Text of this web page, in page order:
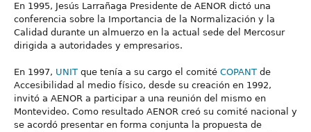
En 1995, Jesús Larrañaga Presidente de AENOR dictó una
conferencia sobre la Importancia de la Normalización y la
Calidad durante un almuerzo en la actual sede del Mercosur
dirigida a autoridades y empresarios.
En 1997, UNIT que tenía a su cargo el comité COPANT de
Accesibilidad al medio físico, desde su creación en 1992,
invitó a AENOR a participar a una reunión del mismo en
Montevideo. Como resultado AENOR creó su comité nacional y
se acordó presentar en forma conjunta la propuesta de